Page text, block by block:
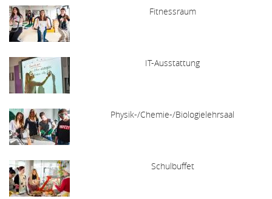
Fitnessraum
IT-Ausstattung
Physik-/Chemie-/Biologielehrsaal
Schulbuffet